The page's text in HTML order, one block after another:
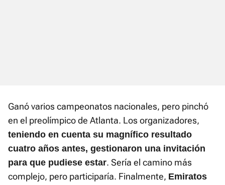
Ganó varios campeonatos nacionales, pero pinchó
en el preolímpico de Atlanta. Los organizadores,
teniendo en cuenta su magnífico resultado
cuatro años antes, gestionaron una invitación
para que pudiese estar. Sería el camino más
complejo, pero participaría. Finalmente, Emiratos